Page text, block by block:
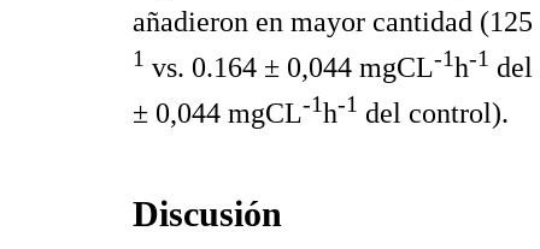
añadieron en mayor cantidad
1 vs. 0.164 ± 0,044 mgCL-1h-1 del
± 0,044 mgCL-1h-1 del control).
Discusión